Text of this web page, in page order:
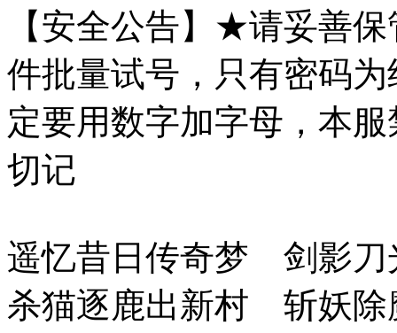
【安全公告】★请妥善
件批量试号，只有密码
定要用数字加字母，本
切记
遥忆昔日传奇梦 剑影
杀猫逐鹿出新村 斩妖